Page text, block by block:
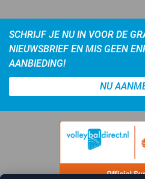
SCHRIJF JE NU IN VOOR DE
NIEUWSBRIEF EN MIS GEEN
AANBIEDING!
NU